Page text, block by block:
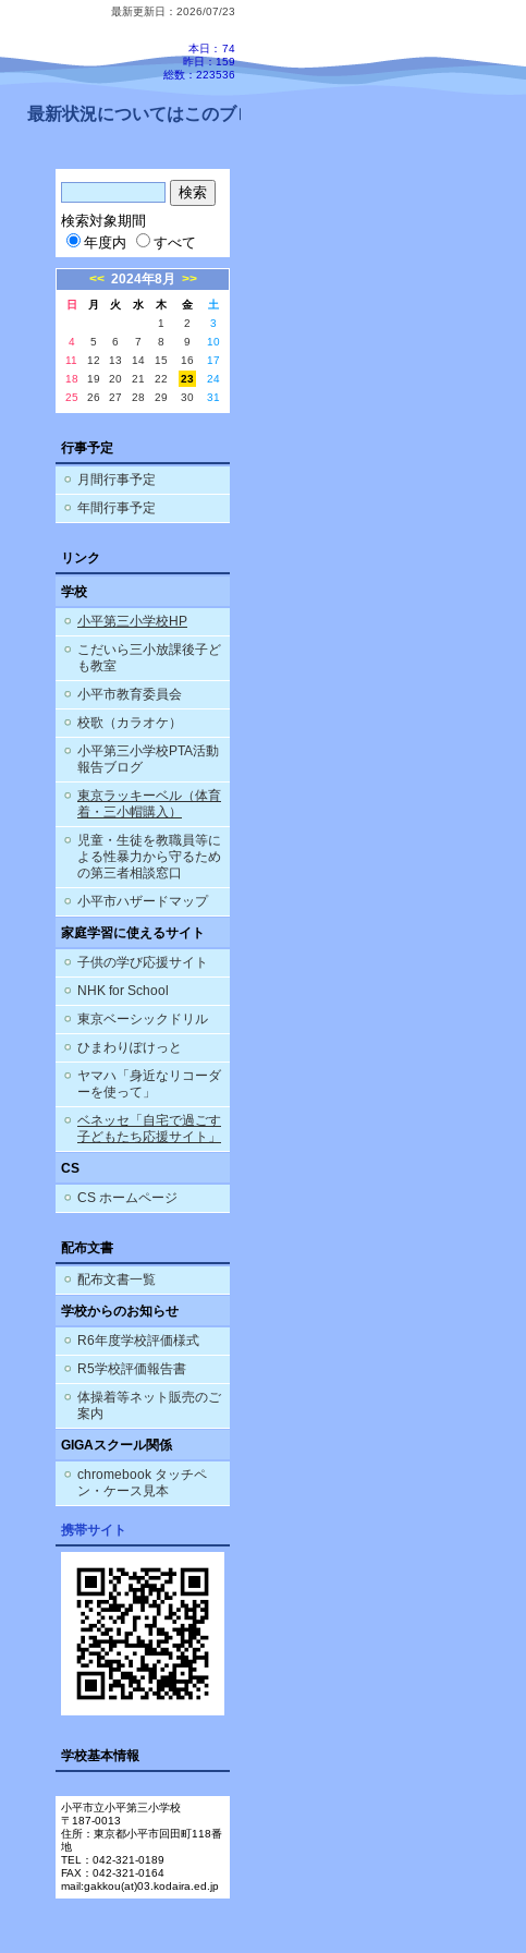
最新更新日：2026/07/23
本日： 74
昨日：159
総数：223536
最新状況についてはこのブログ、配信メールをご確認ください。
検索対象期間
年度内
すべて
<< 2024年8月 >>
日 月 火 水 木 金
土
1
2
3
4
5 6 7 8 9
10
11
12 13 14 15 16
17
18
19 20 21 22 23
24
25
26 27 28 29 30 31
行事予定
月間行事予定
年間行事予定
リンク
学校
小平第三小学校HP
こだいら三小放課後子ど
も教室
小平市教育委員会
校歌（カラオケ）
小平第三小学校PTA活動
報告ブログ
東京ラッキーベル（体育
着・三小帽購入）
児童・生徒を教職員等に
よる性暴力から守るため
の第三者相談窓口
小平市ハザードマップ
家庭学習に使えるサイト
子供の学び応援サイト
NHK for School
東京ベーシックドリル
ひまわりぽけっと
ヤマハ「身近なリコーダ
ーを使って」
ベネッセ「自宅で過ごす
子どもたち応援サイト」
CS
CS ホームページ
配布文書
配布文書一覧
学校からのお知らせ
R6年度学校評価様式
R5学校評価報告書
体操着等ネット販売のご
案内
GIGAスクール関係
chromebook タッチペ
ン・ケース見本
携帯サイト
学校基本情報
小平市立小平第三小学校
〒187-0013
住所：東京都小平市回田町118番
地
TEL：042-321-0189
FAX：042-321-0164
mail:gakkou(at)03.kodaira.ed.jp